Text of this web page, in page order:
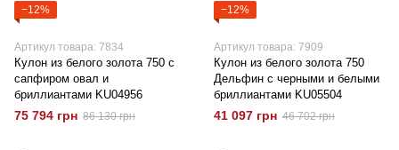
−12%
Артикул товара: 7834
Кулон из белого золота 750 с
сапфиром овал и
бриллиантами KU04956
75 794 грн 86 130 грн
−12%
Артикул товара: 7909
Кулон из белого золота 750
Дельфин с черными и белыми
бриллиантами KU05504
41 097 грн 46 702 грн